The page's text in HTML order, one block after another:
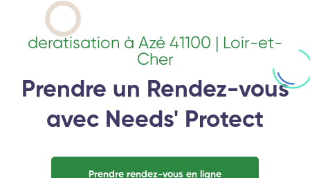
deratisation à Azé 41100 | Loir-et-
Cher
Prendre un Rendez-vous
avec Needs' Protect
Prendre rendez-vous en ligne